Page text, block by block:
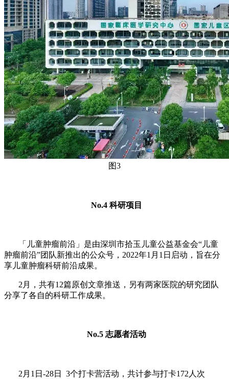
图3
No.4 科研项目
「儿童肿瘤前沿」是由深圳市拾玉儿童公益基金会“儿童
肿瘤前沿”团队新推出的公众号，2022年1月1日启动，旨在分
享儿童肿瘤科研前沿成果。
2月，共有12篇原创文章推送，另有两家医院的研究团队
分享了各自的科研工作成果。
No.5 志愿者活动
2月1日-28日 3个打卡营活动，共计参与打卡172人次